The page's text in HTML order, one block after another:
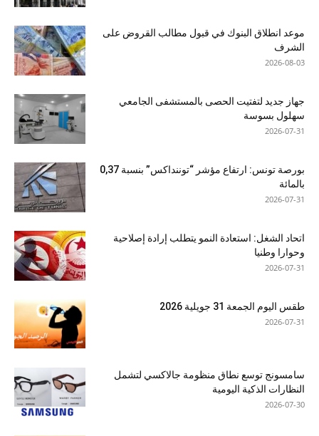
موعد انطلاق البنوك في قبول مطالب القروض على
الشرف
2026-08-03
جهاز جديد لتفتيت الحصى بالمستشفى الجامعي
سهلول بسوسة
2026-07-31
بورصة تونس: ارتفاع مؤشر “توننداكس” بنسبة 0,37
بالمائة
2026-07-31
اتحاد الشغل: استعادة النمو يتطلب إرادة إصلاحية
وحوارا وطنيا
2026-07-31
طقس اليوم الجمعة 31 جويلية 2026
2026-07-31
سامسونج توسع نطاق منظومة جالاكسي لتشمل
النظارات الذكية اليومية
2026-07-30